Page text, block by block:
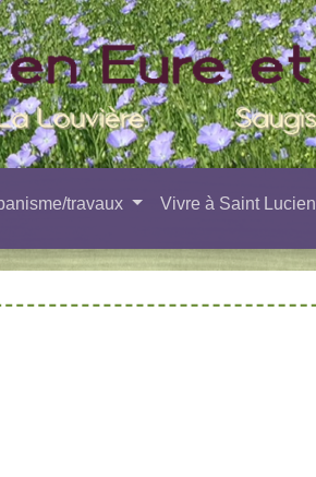
travaux Vivre à Saint Lucien